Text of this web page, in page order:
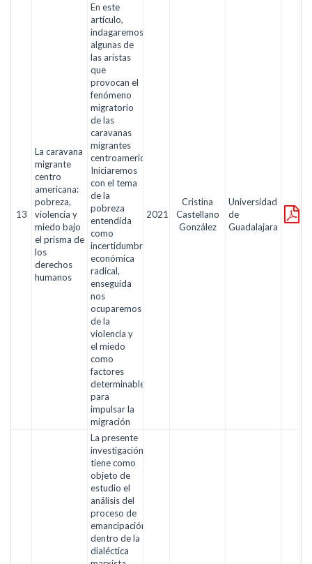
13
La caravana
migrante
centro
americana:
pobreza,
violencia y
miedo bajo
el prisma de
los
derechos
humanos
En este
artículo,
indagaremos
algunas de
las aristas
que
provocan el
fenómeno
migratorio
de las
caravanas
migrantes
centroamericanas.
Iniciaremos
con el tema
de la
pobreza
entendida
como
incertidumbre
económica
radical,
enseguida
nos
ocuparemos
de la
violencia y
el miedo
como
factores
determinables
para
impulsar la
migración
2021
Cristina
Castellano
González
Universidad
de
Guadalajara
La presente
investigación
tiene como
objeto de
estudio el
análisis del
proceso de
emancipación
dentro de la
dialéctica